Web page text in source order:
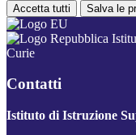
Accetta tutti Salva le
Curie
Contatti
Istituto di Istruzione